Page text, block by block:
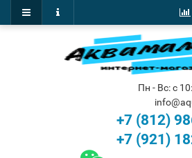
Пн - Вс: с
+7 (812)
+7 (921)